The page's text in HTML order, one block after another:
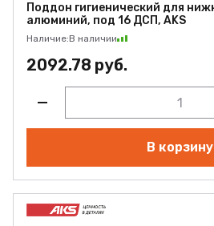
Поддон гигиенический для
алюминий, под 16 ДСП, AKS
Наличие:В наличии
2092.78 руб.
В корзину